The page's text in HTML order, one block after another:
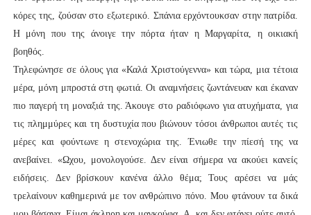
κόρες της, ζούσαν στο εξωτερικό. Σπάνια ερχόντουκσαν στην πατρίδα.
Η μόνη που της άνοιγε την πόρτα ήταν η Μαργαρίτα, η οικιακή
βοηθός.
Τηλεφώνησε σε όλους για «Καλά Χριστούγεννα» και τώρα, μια τέτοια
μέρα, μόνη μπροστά στη φωτιά. Οι αναμνήσεις ζωντάνευαν και έκαναν
πιο παγερή τη μοναξιά της. Άκουγε στο ραδιόφωνο για ατυχήματα, για
τις πλημμύρες και τη δυστυχία που βιώνουν τόσοι άνθρωποι αυτές τις
μέρες και φούντωνε η στενοχώρια της. Ένιωθε την πίεσή της να
ανεβαίνει. «Ωχου, μονολογούσε. Δεν είναι σήμερα να ακούει κανείς
ειδήσεις. Δεν βρίσκουν κανένα άλλο θέμα; Τους αρέσει να μάς
τρελαίνουν καθημερινά με τον ανθρώπινο πόνο. Μου φτάνουν τα δικά